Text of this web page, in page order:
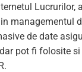
Lucrurilor,
managementul
de date
pot fi folosite